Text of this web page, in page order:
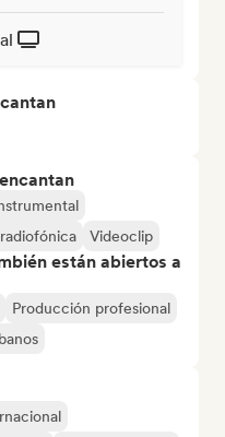
Videoclip
están abiertos a
Producción profesional